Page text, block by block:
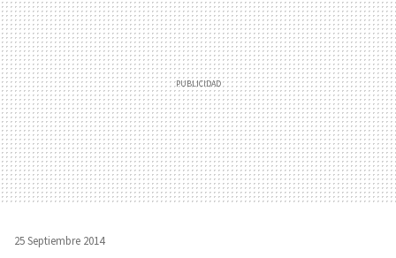
25 Septiembre 2014